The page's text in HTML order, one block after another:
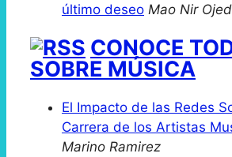
último deseo Mao Nir
CONOCE
SOBRE MÚSICA
El Impacto de las Redes
Carrera de los Artistas
Marino Ramirez